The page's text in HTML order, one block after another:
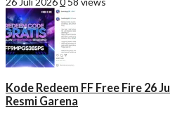
Kode Redeem FF Free Fire 26
Resmi Garena